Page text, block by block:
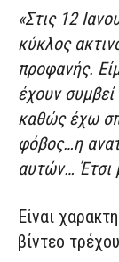
«Στις 12
κύκλος
προφανής.
έχουν
καθώς έχω
φόβος…η
αυτών… Έτσι
Είναι
βίντεο